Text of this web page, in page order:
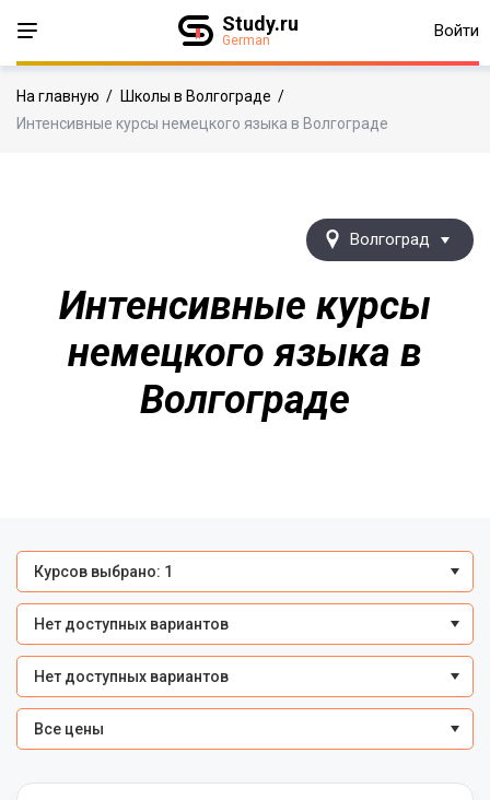
Study.ru
German Войти
На главную / Школы в Волгограде /
Интенсивные курсы немецкого языка в Волгограде
Интенсивные курсы
немецкого языка в
Волгограде
Волгоград
Курсов выбрано: 1
Нет доступных вариантов
Нет доступных вариантов
Все цены